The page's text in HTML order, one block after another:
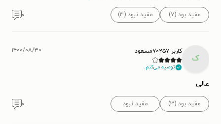
مفید بود (۷) مفید نبود (۳) ۰
ک
کاربر ۷۰۲۵۷مسعود
توصیه می‌کنم.
۱۴۰۰/۰۸/۳۰
عالی
مفید بود (۳) مفید نبود ۰